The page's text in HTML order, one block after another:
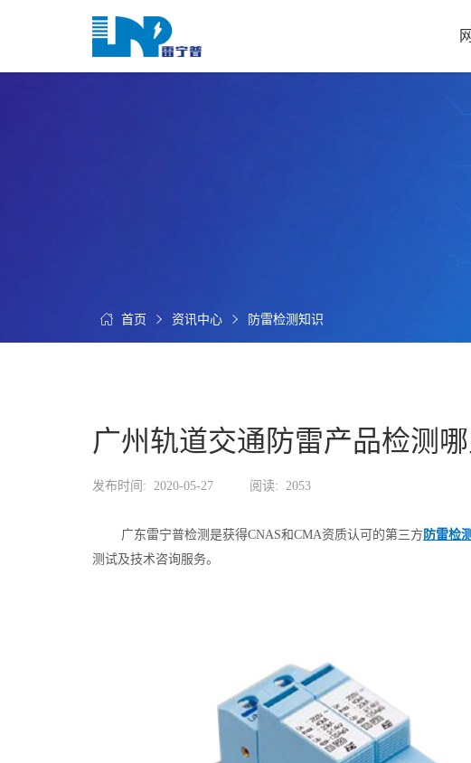
首页 资讯中心 防雷检测知识
广州轨道交通防雷产品检测哪
发布时间: 2020-05-27 阅读: 2053
广东雷宁普检测是获得CNAS和CMA资质认可的第三方 防雷检
测试及技术咨询服务。
站
心